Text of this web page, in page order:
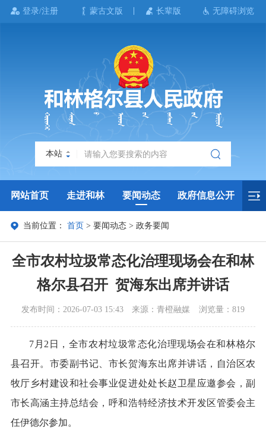
登录/注册 蒙古文版 长辈版 无障碍浏览
本站
网站首页 走进和林 要闻动态 政府信息公开
政务服务 政民互动 政府数据
当前位置：首页 >要闻动态 >政务要闻
全市农村垃圾常态化治理现场会在和林
格尔县召开 贺海东出席并讲话
发布时间：2026-07-03 15:43 来源：青橙融媒 浏览量：819
7月2日，全市农村垃圾常态化治理现场会在和林格尔
县召开。市委副书记、市长贺海东出席并讲话，自治区农
牧厅乡村建设和社会事业促进处处长赵卫星应邀参会，副
市长高涵主持总结会，呼和浩特经济技术开发区管委会主
任伊德尔参加。